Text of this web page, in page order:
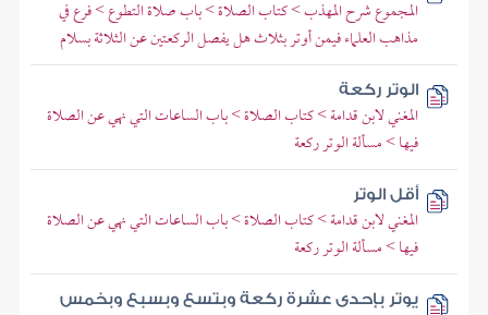
المجموع شرح المهذب > كتاب الصلاة > باب صلاة التطوع > فرع في
مذاهب العلماء فيمن أوتر بثلاث هل يفصل الركعتين عن الثلاثة بسلام
الوتر ركعة
المغني لابن قدامة > كتاب الصلاة > باب الساعات التي نهي عن الصلاة
فيها > مسألة الوتر ركعة
أقل الوتر
المغني لابن قدامة > كتاب الصلاة > باب الساعات التي نهي عن الصلاة
فيها > مسألة الوتر ركعة
يوتر بإحدى عشرة ركعة وبتسع وبسبع وبخمس